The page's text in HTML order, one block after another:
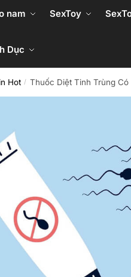
nam SexToy
Dục
Hot / Thuốc Diệt Tinh Trùng